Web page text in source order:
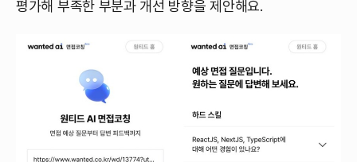
평가해 부족한 부분과 개선 방향을 제안해요.